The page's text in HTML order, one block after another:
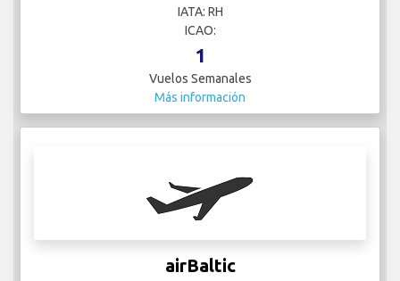
IATA: RH
ICAO:
1
Vuelos Semanales
Más información
airBaltic